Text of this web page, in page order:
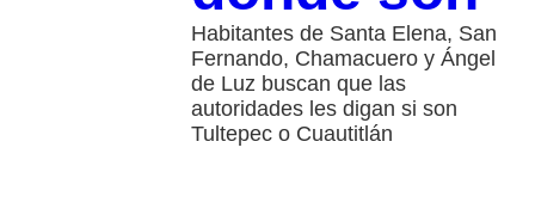
Habitantes de Santa Elena, San
Fernando, Chamacuero y Ángel
de Luz buscan que las
autoridades les digan si son
Tultepec o Cuautitlán